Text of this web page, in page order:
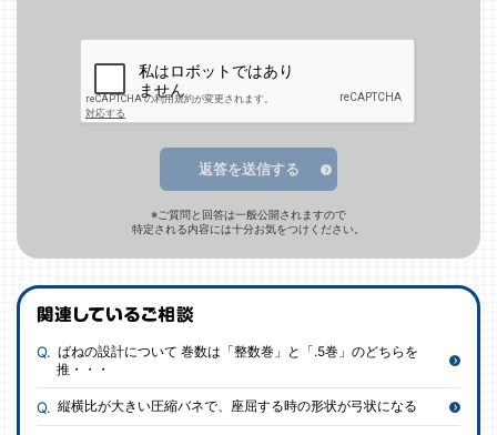
返答を送信する
※ご質問と回答は一般公開されますので
特定される内容には十分お気をつけください。
ばねの設計について 巻数は「整数巻」と「.5巻」のどちらを
推・・・
縦横比が大きい圧縮バネで、座屈する時の形状が弓状になる